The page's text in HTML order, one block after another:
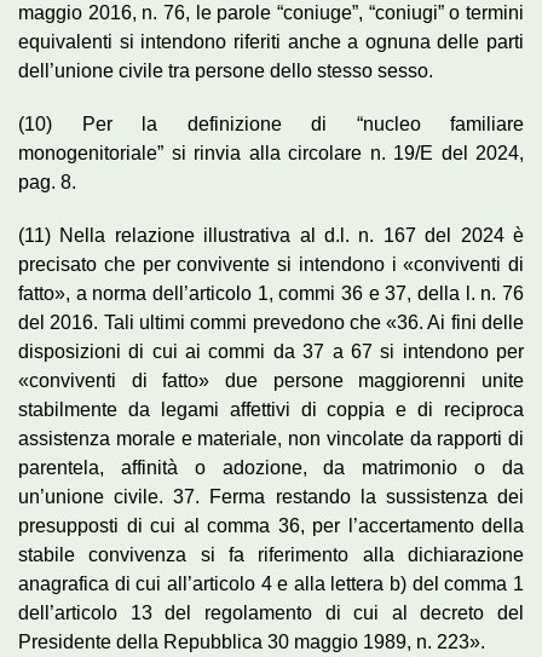
maggio 2016, n. 76, le parole “coniuge”, “coniugi” o termini
equivalenti si intendono riferiti anche a ognuna delle parti
dell’unione civile tra persone dello stesso sesso.
(10) Per la definizione di “nucleo familiare
monogenitoriale” si rinvia alla circolare n. 19/E del 2024,
pag. 8.
(11) Nella relazione illustrativa al d.l. n. 167 del 2024 è
precisato che per convivente si intendono i «conviventi di
fatto», a norma dell’articolo 1, commi 36 e 37, della l. n. 76
del 2016. Tali ultimi commi prevedono che «36. Ai fini delle
disposizioni di cui ai commi da 37 a 67 si intendono per
«conviventi di fatto» due persone maggiorenni unite
stabilmente da legami affettivi di coppia e di reciproca
assistenza morale e materiale, non vincolate da rapporti di
parentela, affinità o adozione, da matrimonio o da
un’unione civile. 37. Ferma restando la sussistenza dei
presupposti di cui al comma 36, per l’accertamento della
stabile convivenza si fa riferimento alla dichiarazione
anagrafica di cui all’articolo 4 e alla lettera b) del comma 1
dell’articolo 13 del regolamento di cui al decreto del
Presidente della Repubblica 30 maggio 1989, n. 223».